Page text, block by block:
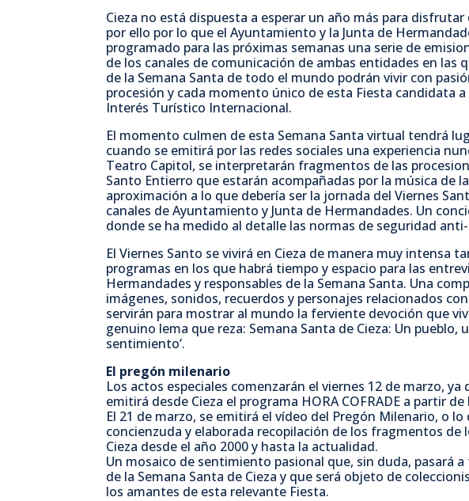
c
e
o
o
i
t
e
r
Cieza no está dispuesta a esperar un año más para disfrutar
por ello por lo que el Ayuntamiento y la Junta de
programado para las próximas semanas una serie de
de los canales de comunicación de ambas entidades en las
de la Semana Santa de todo el mundo podrán vivir con
procesión y cada momento único de esta Fiesta candidata
Interés Turístico Internacional.
El momento culmen de esta Semana Santa virtual tendrá
cuando se emitirá por las redes sociales una experiencia
Teatro Capitol, se interpretarán fragmentos de las
Santo Entierro que estarán acompañadas por la música de
aproximación a lo que debería ser la jornada del Viernes
canales de Ayuntamiento y Junta de Hermandades. Un
donde se ha medido al detalle las normas de seguridad
El Viernes Santo se vivirá en Cieza de manera muy intensa
programas en los que habrá tiempo y espacio para las
Hermandades y responsables de la Semana Santa. Una
imágenes, sonidos, recuerdos y personajes relacionados
servirán para mostrar al mundo la ferviente devoción que
genuino lema que reza: Semana Santa de Cieza: Un pueblo,
sentimiento’.
El pregón milenario
Los actos especiales comenzarán el viernes 12 de marzo, ya
emitirá desde Cieza el programa HORA COFRADE a partir de
El 21 de marzo, se emitirá el vídeo del Pregón Milenario, o
concienzuda y elaborada recopilación de los fragmentos de
Cieza desde el año 2000 y hasta la actualidad.
Un mosaico de sentimiento pasional que, sin duda, pasará
de la Semana Santa de Cieza y que será objeto de
los amantes de esta relevante Fiesta.